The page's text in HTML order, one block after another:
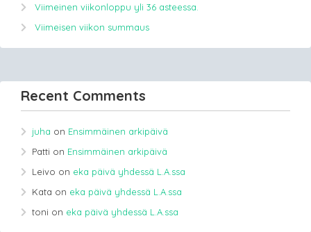
Viimeinen viikonloppu yli 36 asteessa.
Viimeisen viikon summaus
Recent Comments
juha on Ensimmäinen arkipäivä
Patti on Ensimmäinen arkipäivä
Leivo on eka päivä yhdessä L.A.ssa
Kata on eka päivä yhdessä L.A.ssa
toni on eka päivä yhdessä L.A.ssa